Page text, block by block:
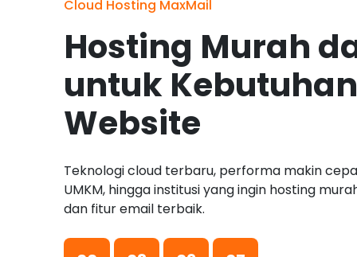
Cloud Hosting MaxMail
Hosting Murah
untuk
Website
Teknologi cloud terbaru, performa makin
UMKM, hingga institusi yang ingin hosting
dan fitur email terbaik.